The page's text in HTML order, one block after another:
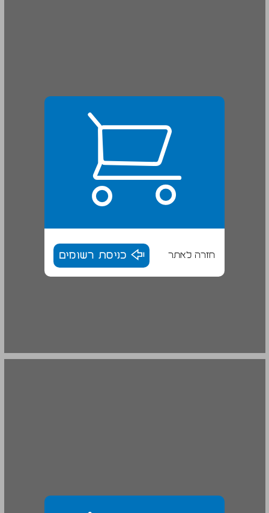
חזרה לאתר כניסת רשומים